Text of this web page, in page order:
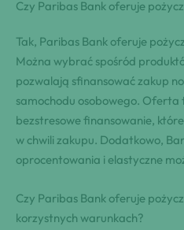
Czy Paribas Bank oferuje
Tak, Paribas Bank oferuje
Można wybrać spośród
pozwalają sfinansować zakup
samochodu osobowego. Oferta
bezstresowe finansowanie,
w chwili zakupu. Dodatkowo,
oprocentowania i elastyczne
Czy Paribas Bank oferuje
korzystnych warunkach?